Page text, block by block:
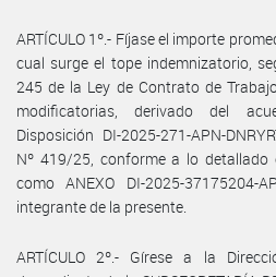
ARTÍCULO 1º.- Fíjase el importe
cual surge el tope indemnizatorio,
245 de la Ley de Contrato de
modificatorias, derivado del
Disposición DI-2025-271-APN-
Nº 419/25, conforme a lo detallado
como ANEXO DI-2025-37175204-
integrante de la presente.
ARTÍCULO 2º.- Gírese a la